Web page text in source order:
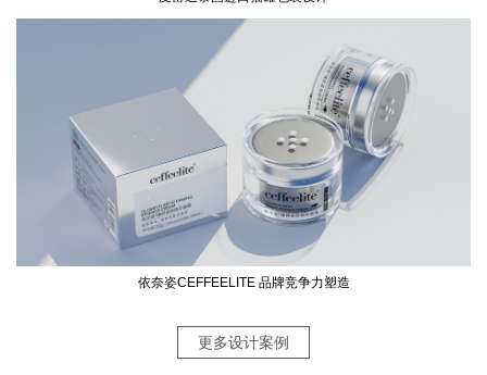
依奈姿CEFFEELITE 品牌竞争力塑造
更多设计案例